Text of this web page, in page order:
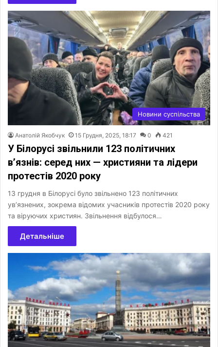
Новини суспільства
Анатолій Якобчук 15 Грудня, 2025, 18:17 0 421
У Білорусі звільнили 123 політичних
в’язнів: серед них — християни та лідери
протестів 2020 року
13 грудня в Білорусі було звільнено 123 політичних
ув’язнених, зокрема відомих учасників протестів 2020 року
та віруючих християн. Звільнення відбулося…
Детальніше